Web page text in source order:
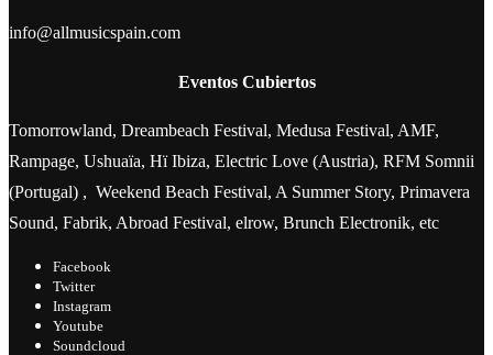
info@allmusicspain.com
Eventos Cubiertos
Tomorrowland, Dreambeach Festival, Medusa Festival, AMF,
Rampage, Ushuaïa, Hï Ibiza, Electric Love (Austria), RFM Somnii
(Portugal) , Weekend Beach Festival, A Summer Story, Primavera
Sound, Fabrik, Abroad Festival, elrow, Brunch Electronik, etc
Facebook
Twitter
Instagram
Youtube
Soundcloud